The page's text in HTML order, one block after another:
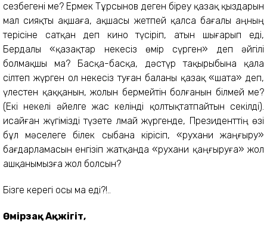
сезбегені ме? Ермек Тұрсынов деген біреу қазақ қыздарын
мал сияқты ақшаға, ақшасы жетпей қалса бағалы аңның
терісіне сатқан деп кино түсіріп, атын шығарып еді,
Бердалы «қазақтар некесіз өмір сүрген» деп әйгілі
болмақшы ма? Басқа-басқа, дәстүр тақырыбына қала
сілтеп жүрген ол некесіз туған баланы қазақ «шата» деп,
үлестен қаққанын, жолын бермейтін болғанын білмей ме?
(Екі некелі әйелге жас келінді қолтықтатпайтын секілді).
Қисайған жүгімізді түзете лмай жүргенде, Президенттің өзі
бұл мәселеге білек сыбана кірісіп, «рухани жаңғыру»
бағдарламасын енгізіп жатқанда «рухани қаңғыруға» жол
ашқанымызға жол болсын?
Бізге керегі осы ма еді?!..
Өмірзақ Ақжігіт,